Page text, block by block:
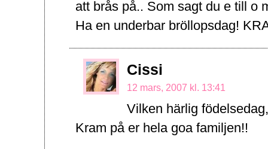
att brås på.. Som sagt du e till o
Ha en underbar bröllopsdag!
Cissi
12 mars, 2007 kl. 13:41
Vilken härlig
Kram på er hela goa familjen!!